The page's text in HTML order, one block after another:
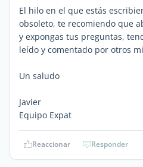
El hilo en el que estás
obsoleto, te recomiendo que
y expongas tus preguntas,
leído y comentado por otros
Un saludo
Javier
Equipo Expat
Reaccionar Responder